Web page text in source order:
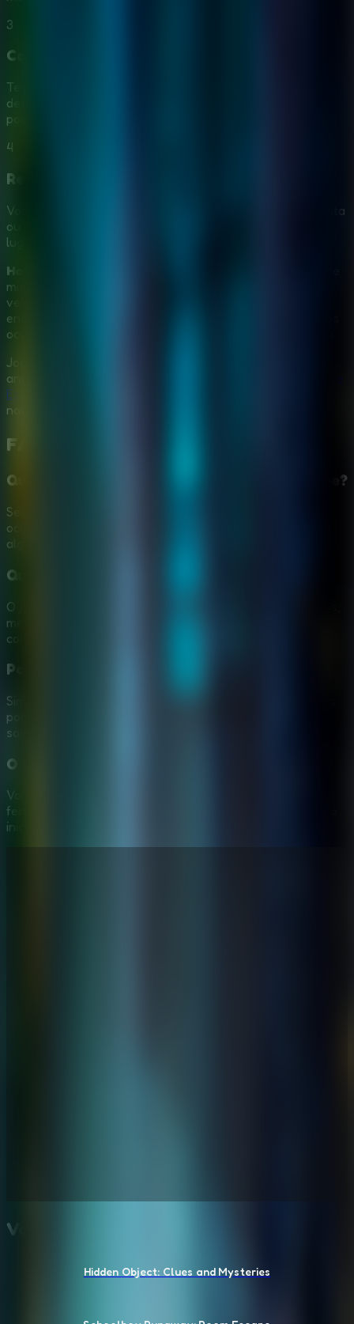
3
Combine itens com logica
Teste os objetos coletados em fechaduras, puzzles e
detalhes incomuns. Usar o item certo no momento certo
pode liberar novos caminhos em House 23.
4
Revisite areas anteriores
Volte a salas ja visitadas quando conseguir uma ferramenta
ou informacao nova. As vezes a resposta estava em um
lugar que antes parecia sem sentido.
House 23 Escape
misterios atmosfericos guiados por observacao, nao por
velocidade. O resgate do mago da um objetivo claro,
enquanto os puzzles recompensam quem percebe objetos
ocultos, lembra pistas e testa combinacoes com paciencia.
Jogue
antiga, resolva puzzles de objetos ocultos e volte ao
Escape Room
navegador.
FAQ de
Qual e o objetivo principal em House 23 Escape?
Seu objetivo e explorar a mansao antiga, coletar objetos
ocultos, combinar itens uteis e resgatar o mago preso em
algum lugar de House 23.
Que puzzles House 23 Escape usa?
O jogo usa objetos ocultos, chaves, ferramentas, simbolos,
mecanismos trancados, pistas sutis das salas e
combinacoes de itens entre ambientes.
Posso jogar House 23 Escape no celular?
Sim. A pagina descreve mouse no computador e controles
por toque em celular ou tablet, entao da para examinar
salas e resolver puzzles no navegador.
O que fazer se eu travar em House 23 Escape?
Volte a salas anteriores depois de encontrar uma
ferramenta ou pista nova. Um detalhe que parecia inutil no
inicio pode virar a chave de um puzzle depois.
Voce Tambem Pode Gostar
Hidden Object: Clues and Mysteries